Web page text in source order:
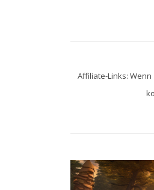
Affiliate-Links: